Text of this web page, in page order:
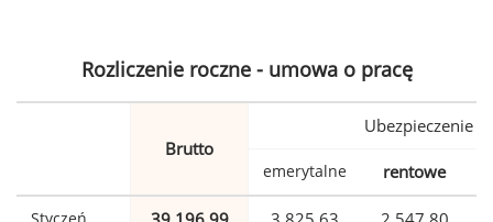
Rozliczenie roczne - umowa o pracę
Brutto
Ubezpieczenie
emerytalne rentowe